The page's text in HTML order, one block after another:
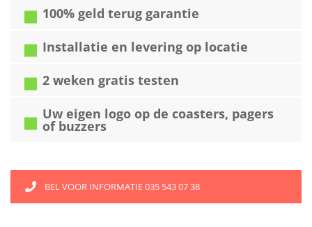
100% geld terug garantie
Installatie en levering op locatie
2 weken gratis testen
Uw eigen logo op de coasters, pagers
of buzzers
BEL VOOR INFORMATIE 035 543 07 38